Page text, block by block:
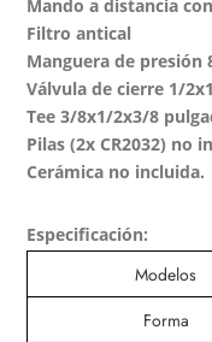
Mando a distancia
Filtro antical
Manguera de presión
Válvula de cierre 1/
Tee 3/8x1/2x3/8
Pilas (2x CR2032) no
Cerámica no incluida.
Especificación:
Modelos
Forma